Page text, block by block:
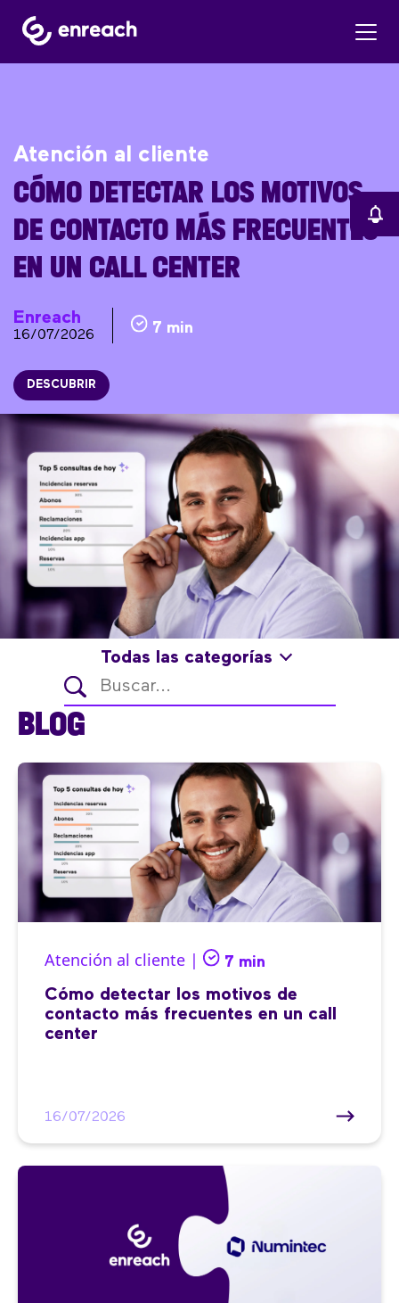
Atención al cliente
CÓMO DETECTAR LOS MOTIVOS
DE CONTACTO MÁS FRECUENTES
EN UN CALL CENTER
Enreach
16/07/2026 7 min
DESCUBRIR
Todas las categorías
BLOG
Atención al cliente | 7 min
Cómo detectar los motivos de
contacto más frecuentes en un call
center
16/07/2026